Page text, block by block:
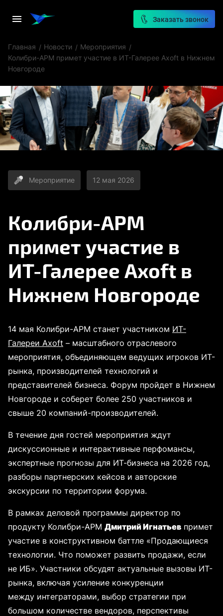
Заказать звонок
Главная Новости
Мероприятия
Колибри-АРМ примет участие в ИТ-Галерее Axoft в Нижнем
Новгороде
Колибри-АРМ
примет участие в
ИТ-Галерее Axoft в
Нижнем Новгороде
14 мая Колибри-АРМ станет участником ИТ-
Галереи Axoft – масштабного отраслевого
мероприятия, объединяющем ведущих игроков ИТ-
рынка, производителей технологий и
представителей бизнеса. Форум пройдет в Нижнем
Новгороде и соберет более 250 участников и
свыше 20 компаний-производителей.
В течение дня гостей мероприятия ждут
дискуссионные и интерактивные перфомансы,
экспертные прогнозы для ИТ-бизнеса на 2026 год,
разборы партнерских кейсов и авторские
экскурсии по территории форума.
В рамках деловой программы директор по
продукту Колибри-АРМ Дмитрий Игнатьев примет
участие в конструктивном баттле «Продающиеся
технологии. Что поможет развить продажи, если
не ИБ». Участники обсудят актуальные вызовы ИТ-
рынка, включая усиление конкуренции
между интеграторами, выбор стратегии при
большом количестве вендоров, перспективы
Мероприятие 12 мая 2026